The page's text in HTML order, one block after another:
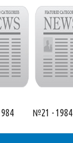
№21 - 1984